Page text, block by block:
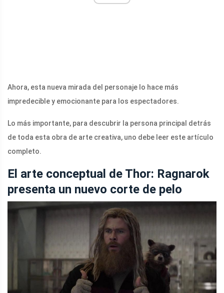
Ahora, esta nueva mirada del personaje lo hace más
impredecible y emocionante para los espectadores.
Lo más importante, para descubrir la persona principal detrás
de toda esta obra de arte creativa, uno debe leer este artículo
completo.
El arte conceptual de Thor: Ragnarok
presenta un nuevo corte de pelo